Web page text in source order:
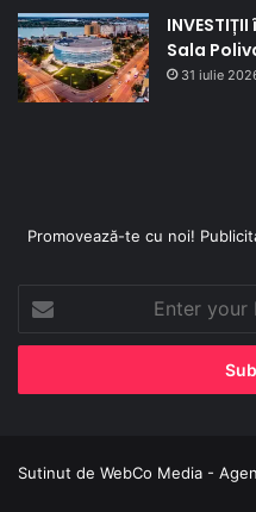
Sala
31 iulie
Promovează-te cu noi!
Enter
your
Email
Sutinut de WebCo Media -